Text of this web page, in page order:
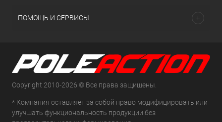
ПОМОЩЬ И СЕРВИСЫ
Copyright 2010-2026 © Все права защищены.
* Компания оставляет за собой право модифицировать или
улучшать функциональность продукции без